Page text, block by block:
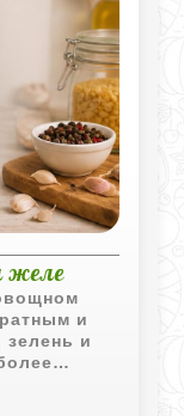
желе
и
и